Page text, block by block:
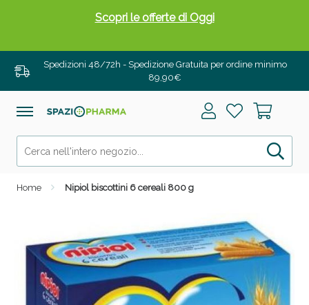
Spedizioni 48/72h - Spedizione Gratuita per ordine minimo
89,90€
Home Nipiol biscottini 6 cereali 800 g
Scopri le offerte di Oggi
Drenanti e Pancia Piatta: Sconti fino al 55% validi
solo per OGGI!